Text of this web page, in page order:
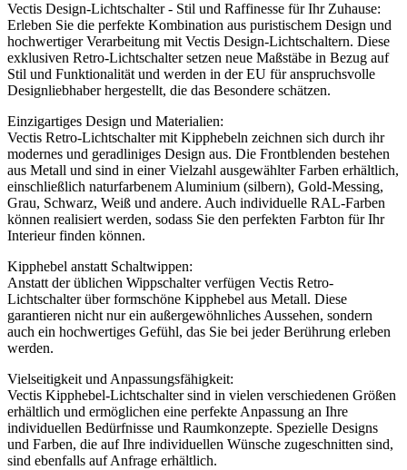
Vectis Design-Lichtschalter - Stil und Raffinesse für Ihr Zuhause:
Erleben Sie die perfekte Kombination aus puristischem Design und
hochwertiger Verarbeitung mit Vectis Design-Lichtschaltern. Diese
exklusiven Retro-Lichtschalter setzen neue Maßstäbe in Bezug auf
Stil und Funktionalität und werden in der EU für anspruchsvolle
Designliebhaber hergestellt, die das Besondere schätzen.
Einzigartiges Design und Materialien:
Vectis Retro-Lichtschalter mit Kipphebeln zeichnen sich durch ihr
modernes und geradliniges Design aus. Die Frontblenden bestehen
aus Metall und sind in einer Vielzahl ausgewählter Farben erhältlich,
einschließlich naturfarbenem Aluminium (silbern), Gold-Messing,
Grau, Schwarz, Weiß und andere. Auch individuelle RAL-Farben
können realisiert werden, sodass Sie den perfekten Farbton für Ihr
Interieur finden können.
Kipphebel anstatt Schaltwippen:
Anstatt der üblichen Wippschalter verfügen Vectis Retro-
Lichtschalter über formschöne Kipphebel aus Metall. Diese
garantieren nicht nur ein außergewöhnliches Aussehen, sondern
auch ein hochwertiges Gefühl, das Sie bei jeder Berührung erleben
werden.
Vielseitigkeit und Anpassungsfähigkeit:
Vectis Kipphebel-Lichtschalter sind in vielen verschiedenen Größen
erhältlich und ermöglichen eine perfekte Anpassung an Ihre
individuellen Bedürfnisse und Raumkonzepte. Spezielle Designs
und Farben, die auf Ihre individuellen Wünsche zugeschnitten sind,
sind ebenfalls auf Anfrage erhältlich.